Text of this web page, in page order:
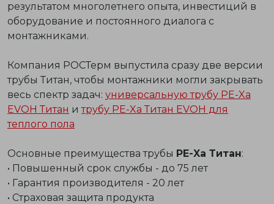
результатом многолетнего опыта, инвестиций в
оборудование и постоянного диалога с
монтажниками.
Компания РОСТерм выпустила сразу две версии
трубы Титан, чтобы монтажники могли закрывать
весь спектр задач: универсальную трубу PE-Xa
EVOH Титан итрубу PE-Xa Титан EVOH для
теплого пола
Основные преимущества трубы PE-Xa Титан:
• Повышенный срок службы - до 75 лет
• Гарантия производителя - 20 лет
• Страховая защита продукта